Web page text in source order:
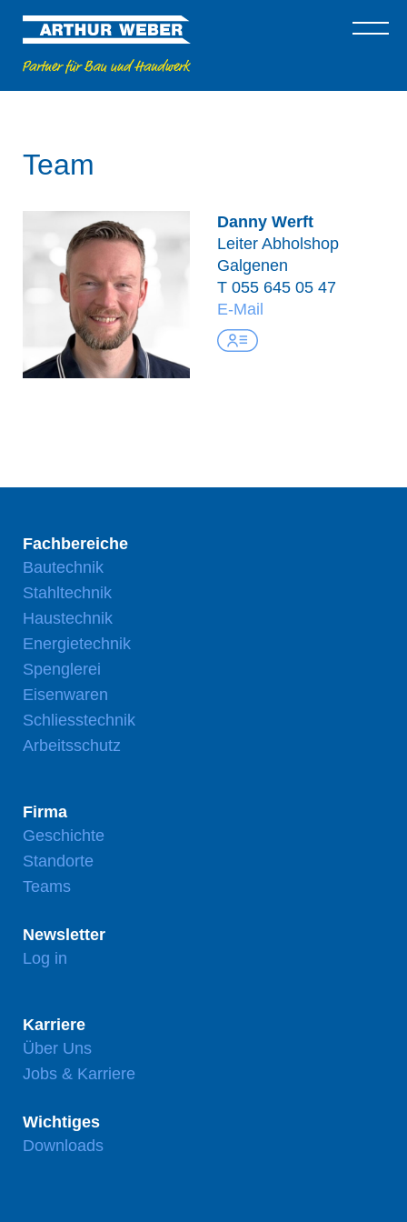
Team
Danny Werft
Leiter Abholshop
Galgenen
T 055 645 05 47
E-Mail
Fachbereiche
Bautechnik
Stahltechnik
Haustechnik
Energietechnik
Spenglerei
Eisenwaren
Schliesstechnik
Arbeitsschutz
Firma
Geschichte
Standorte
Teams
Newsletter
Log in
Karriere
Über Uns
Jobs & Karriere
Wichtiges
Downloads